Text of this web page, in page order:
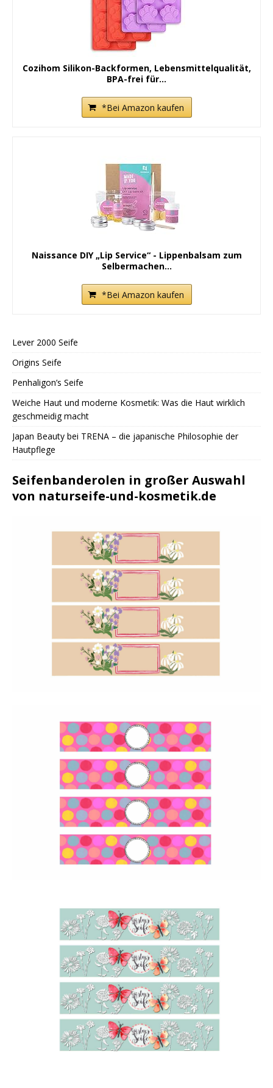
Cozihom Silikon-Backformen, Lebensmittelqualität,
BPA-frei für...
*Bei Amazon kaufen
Naissance DIY „Lip Service“ - Lippenbalsam zum
Selbermachen...
*Bei Amazon kaufen
Lever 2000 Seife
Origins Seife
Penhaligon’s Seife
Weiche Haut und moderne Kosmetik: Was die Haut wirklich
geschmeidig macht
Japan Beauty bei TRENA – die japanische Philosophie der
Hautpflege
Seifenbanderolen in großer Auswahl
von naturseife-und-kosmetik.de